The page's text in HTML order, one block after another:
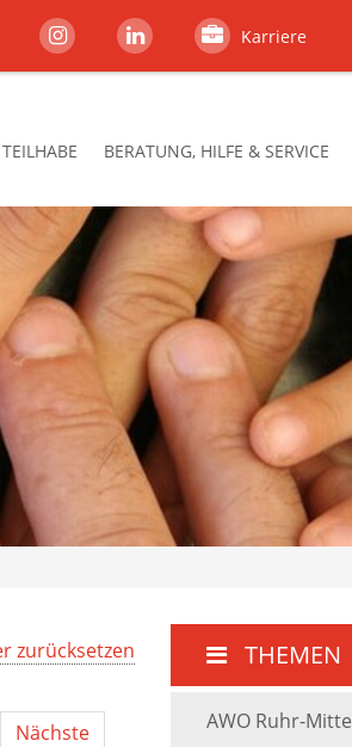
Karriere
BERATUNG, HILFE & SERVICE
zurücksetzen
Nächste
THEMEN
AWO Ruhr-Mitte